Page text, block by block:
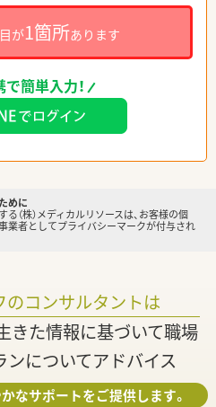
が1箇所あります
簡単入力！
めに
（株）メディカルリソースは、お客様の個
業者としてプライバシーマークが付与され
のコンサルタントは
きた情報に基づいて職場
についてアドバイス
なサポートをご提供します。